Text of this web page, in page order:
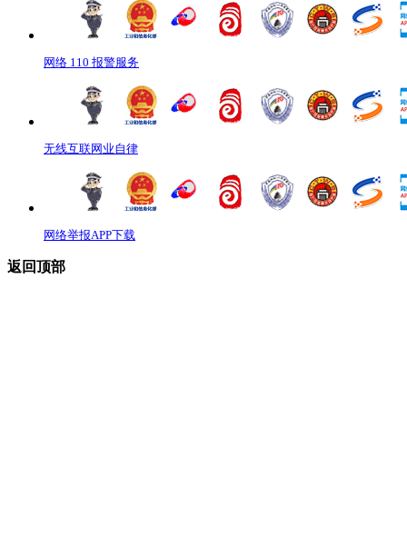
网络 110 报警服务
无线互联网业自律
网络举报APP下载
返回顶部